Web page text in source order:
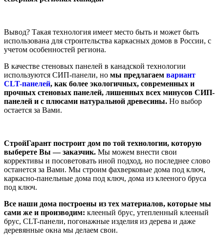
Вывод? Такая технология имеет место быть и может быть
использована для строительства каркасных домов в России, с
учетом особенностей региона.
В качестве стеновых панелей в канадской технологии
используются СИП-панели, но мы предлагаем вариант
CLT-панелей, как более экологичных, современных и
прочных стеновых панелей, лишенных всех минусов СИП-
панелей и с плюсами натуральной древесины. Но выбор
остается за Вами.
СтройГарант построит дом по той технологии, которую
выберете Вы — заказчик. Мы можем внести свои
коррективы и посоветовать иной подход, но последнее слово
останется за Вами. Мы строим фахверковые дома под ключ,
каркасно-панельные дома под ключ, дома из клееного бруса
под ключ.
Все наши дома построены из тех материалов, которые мы
сами же и производим: клееный брус, утепленный клееный
брус, CLT-панели, погонажные изделия из дерева и даже
деревянные окна мы делаем свои.